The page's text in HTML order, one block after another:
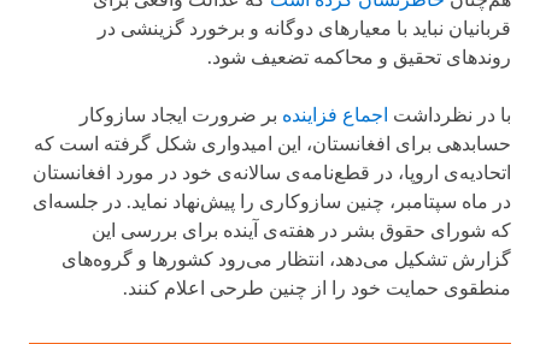
قربانیان نباید با معیارهای دوگانه و برخورد گزینشی در
روندهای تحقیق و محاکمه تضعیف شود.
با در نظرداشت اجماع فزاینده بر ضرورت ایجاد سازوکار
حسابدهی برای افغانستان، این امیدواری شکل گرفته است که
اتحادیه‌ی اروپا، در قطع‌نامه‌ی سالانه‌ی خود در مورد افغانستان
در ماه سپتامبر، چنین سازوکاری را پیش‌نهاد نماید. در جلسه‌ای
که شورای حقوق بشر در هفته‌ی آینده برای بررسی این
گزارش تشکیل می‌دهد، انتظار می‌رود کشورها و گروه‌های
منطقوی حمایت خود را از چنین طرحی اعلام کنند.